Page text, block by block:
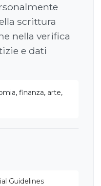
scrittura
nella verifica
e dati
finanza, arte,
Guidelines